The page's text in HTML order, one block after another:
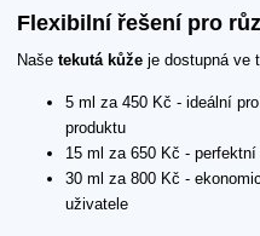
Flexibilní řešení pro
Naše tekutá kůže je dostupná ve
5 ml za 450 Kč - ideální
produktu
15 ml za 650 Kč -
30 ml za 800 Kč -
uživatele